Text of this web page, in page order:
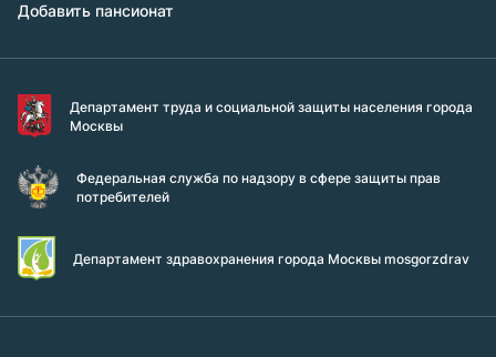
Добавить пансионат
Департамент труда и социальной защиты населения города
Москвы
Федеральная служба по надзору в сфере защиты прав
потребителей
Департамент здравохранения города Москвы mosgorzdrav